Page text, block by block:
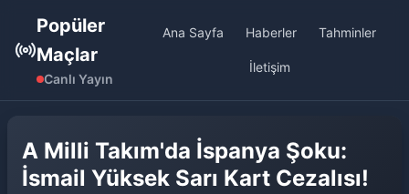
Popüler
Maçlar
Canlı Yayın
Ana Sayfa Haberler Tahminler
İletişim
A Milli Takım'da İspanya Şoku:
İsmail Yüksek Sarı Kart Cezalısı!